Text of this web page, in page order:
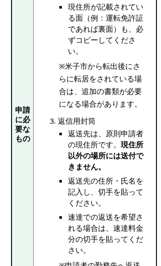
申請
に必
要な
もの
現住所が記載されてい
る面（例：運転免許証
であれば裏面）も、必
ずコピーしてくださ
い。
※米子市から転出後にさ
らに転居をされている場
合は、追加の書類が必要
になる場合があります。
返信用封筒
返送先は、原則申請者
の現住所です。現住所
以外の場所には送付で
きません。
返送先の住所・氏名を
記入し、切手を貼って
ください。
速達での返送を希望さ
れる場合は、速達料金
分の切手を貼ってくだ
さい。